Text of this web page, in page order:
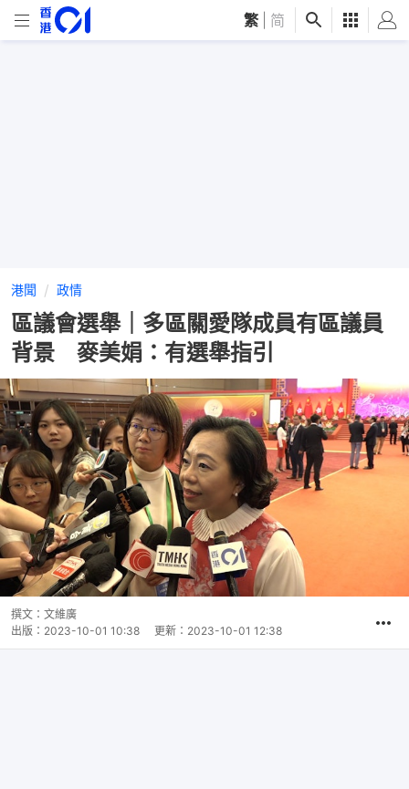
繁 简
港聞 政情
區議會選舉｜多區關愛隊成員有區議員
背景 麥美娟：有選舉指引
撰文： 文維廣
出版： 2023-10-01 10:38 更新： 2023-10-01 12:38